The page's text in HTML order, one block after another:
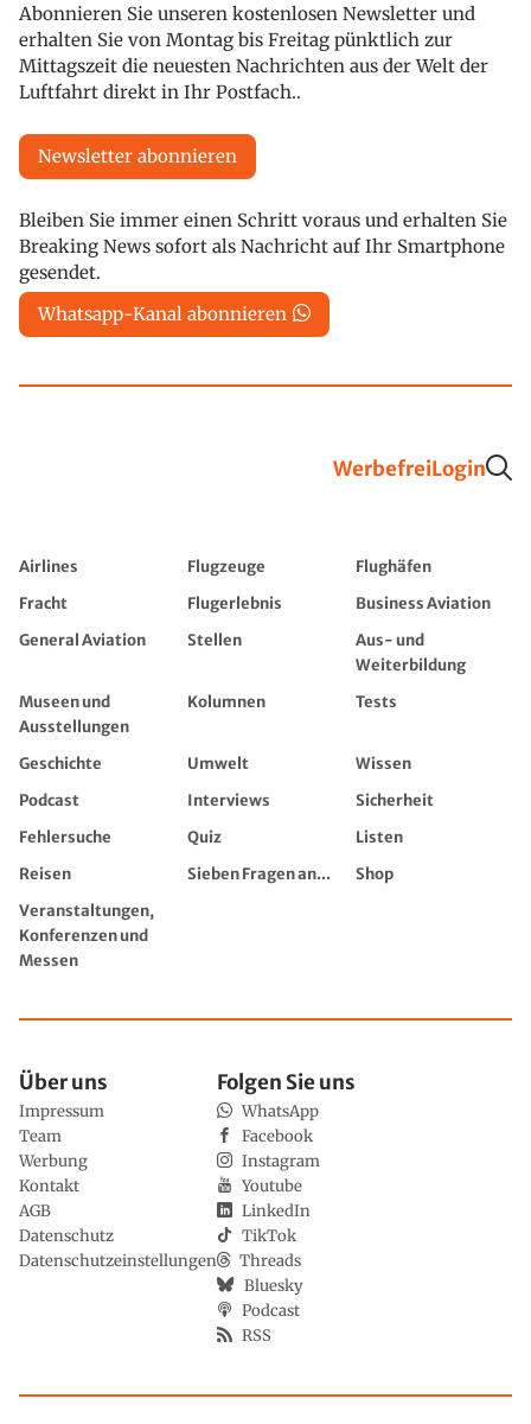
Abonnieren Sie unseren kostenlosen Newsletter und
erhalten Sie von Montag bis Freitag pünktlich zur
Mittagszeit die neuesten Nachrichten aus der Welt der
Luftfahrt direkt in Ihr Postfach..
Newsletter abonnieren
Bleiben Sie immer einen Schritt voraus und erhalten Sie
Breaking News sofort als Nachricht auf Ihr Smartphone
gesendet.
Whatsapp-Kanal abonnieren
WerbefreiLogin
Airlines Flugzeuge
Flughäfen
Fracht
Flugerlebnis
Business Aviation
General Aviation
Stellen
Aus- und
Weiterbildung
Museen und
Ausstellungen
Kolumnen Tests
Geschichte Umwelt
Wissen
Podcast
Interviews
Sicherheit
Fehlersuche
Quiz
Listen
Reisen
Sieben Fragen an...
Shop
Veranstaltungen,
Konferenzen und
Messen
Über uns
Impressum
Team
Werbung
Kontakt
AGB
Datenschutz
Datenschutzeinstellungen
Folgen Sie uns
WhatsApp
Facebook
Instagram
Youtube
LinkedIn
TikTok
Threads
Bluesky
Podcast
RSS